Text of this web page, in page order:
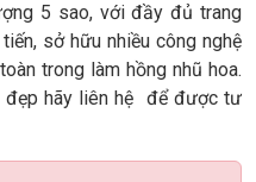
5 sao, với đầy đủ trang
sở hữu nhiều công nghệ
trong làm hồng nhũ hoa.
đẹp hãy liên hệ để được tư